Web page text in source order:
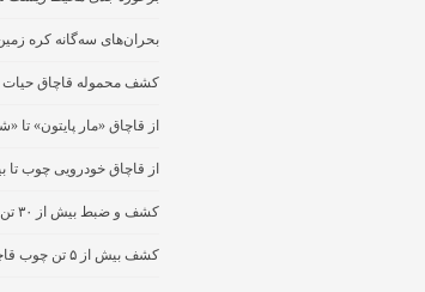
بحران‌های سه‌گانه کره
کشف محموله قاچاق
از قاچاق «مار پایتون» تا
از قاچاق خودرویی چوب
کشف و ضبط بیش از ۳۰ تن چوب قاچاق در شهریار
کشف بیش از ۵ تن چوب قاچاق